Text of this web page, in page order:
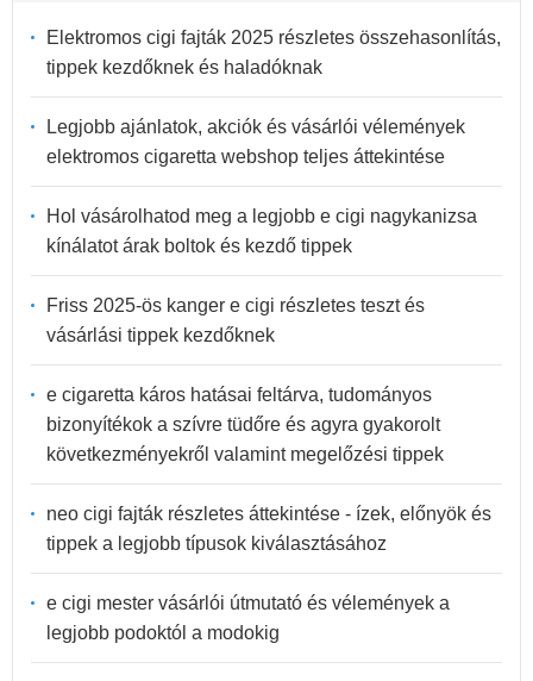
Elektromos cigi fajták 2025 részletes összehasonlítás,
tippek kezdőknek és haladóknak
Legjobb ajánlatok, akciók és vásárlói vélemények
elektromos cigaretta webshop teljes áttekintése
Hol vásárolhatod meg a legjobb e cigi nagykanizsa
kínálatot árak boltok és kezdő tippek
Friss 2025-ös kanger e cigi részletes teszt és
vásárlási tippek kezdőknek
e cigaretta káros hatásai feltárva, tudományos
bizonyítékok a szívre tüdőre és agyra gyakorolt
következményekről valamint megelőzési tippek
neo cigi fajták részletes áttekintése - ízek, előnyök és
tippek a legjobb típusok kiválasztásához
e cigi mester vásárlói útmutató és vélemények a
legjobb podoktól a modokig